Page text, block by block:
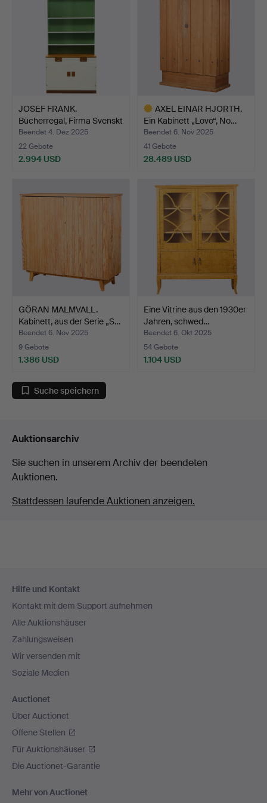
JOSEF FRANK.
Bücherregal, Firma Svenskt
Te…
Beendet 4. Dez 2025
22 Gebote
2.994 USD
AXEL EINAR HJORTH.
Ein Kabinett „Lovö“, No…
Beendet 6. Nov 2025
41 Gebote
28.489 USD
Objekt
GÖRAN MALMVALL.
Kabinett, aus der Serie „S…
Beendet 6. Nov 2025
9 Gebote
1.386 USD
Eine Vitrine aus den 1930er
Jahren, schwed…
Beendet 6. Okt 2025
54 Gebote
1.104 USD
Suche speichern
Auktionsarchiv
Sie suchen in unserem Archiv der beendeten
Auktionen.
Stattdessen laufende Auktionen anzeigen.
Navigation
Hilfe und Kontakt
Kontakt mit dem Support aufnehmen
Alle Auktionshäuser
Zahlungsweisen
Wir versenden mit
Soziale Medien
Auctionet
Über Auctionet
Offene Stellen
Für Auktionshäuser
Die Auctionet-Garantie
Mehr von Auctionet